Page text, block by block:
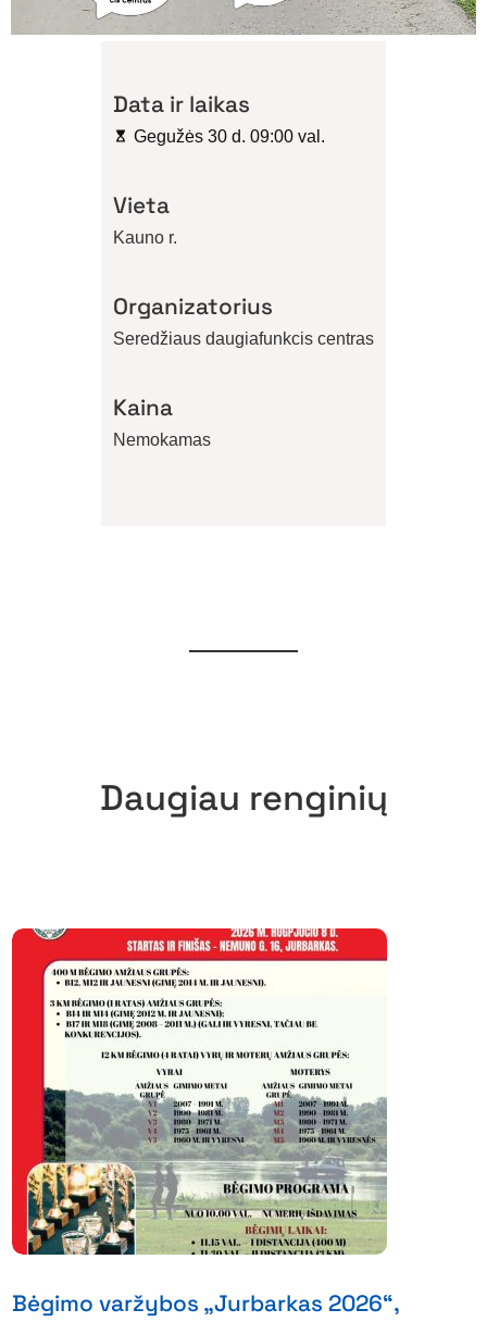
Data ir laikas
Gegužės 30 d. 09:00 val.
Vieta
Kauno r.
Organizatorius
Seredžiaus daugiafunkcis centras
Kaina
Nemokamas
Daugiau renginių
Bėgimo varžybos „Jurbarkas 2026“,